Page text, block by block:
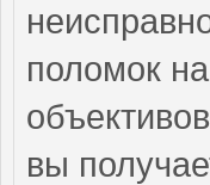
поломок
вы